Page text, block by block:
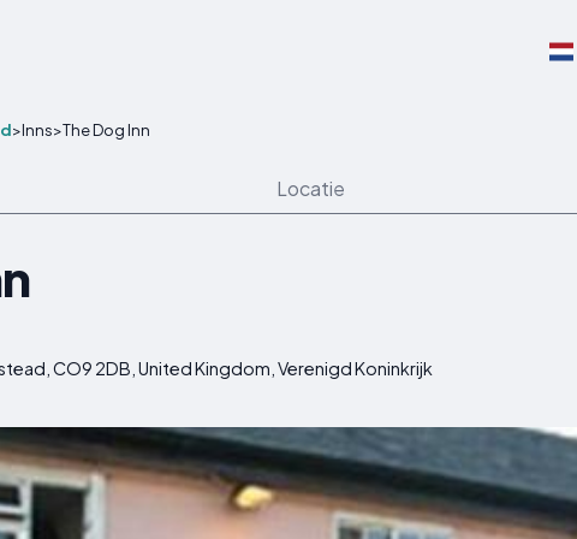
>Inns>The Dog Inn
Locatie
CO9 2DB, United Kingdom, Verenigd Koninkrijk